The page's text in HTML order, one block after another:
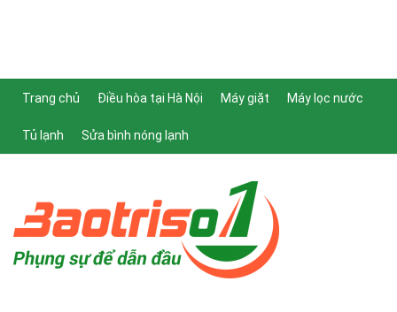
Trang chủ Điều hòa tại Hà Nội Máy giặt Máy lọc nước
Tủ lạnh Sửa bình nóng lạnh